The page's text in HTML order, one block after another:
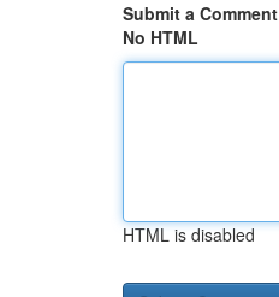
Submit a Comment
No HTML
HTML is disabled